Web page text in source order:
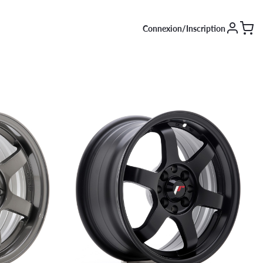
Été
Hiver
4 saisons
Connexion/Inscription